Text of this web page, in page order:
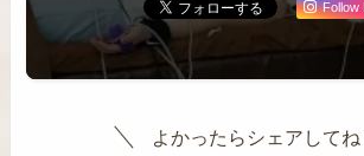
Follow
よかったらシェアしてね